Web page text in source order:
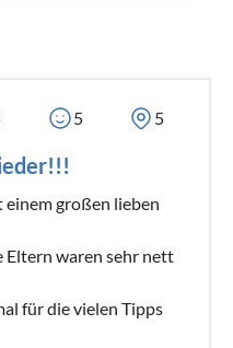
5 5
großen lieben
Eltern waren sehr nett
für die vielen Tipps